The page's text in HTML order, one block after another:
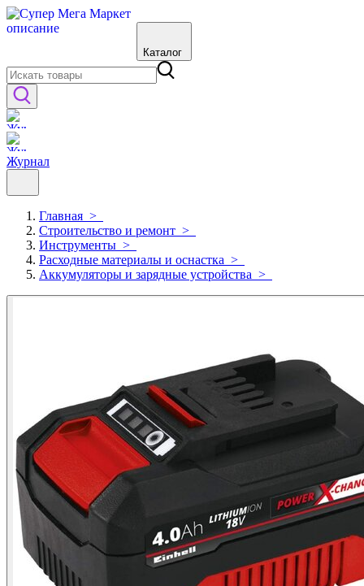
Каталог
Журнал
Главная >
Строительство и ремонт >
Инструменты >
Расходные материалы и оснастка >
Аккумуляторы и зарядные устройства >